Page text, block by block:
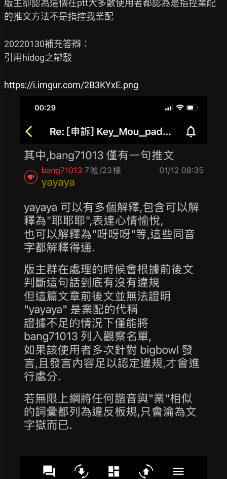
版主卻認為這個在ptt大多數使用者都認為是指控業配
的推文方法不是指控我業配
20220130補充答辯：
引用hidog之辯駁
https://i.imgur.com/2B3KYxE.png